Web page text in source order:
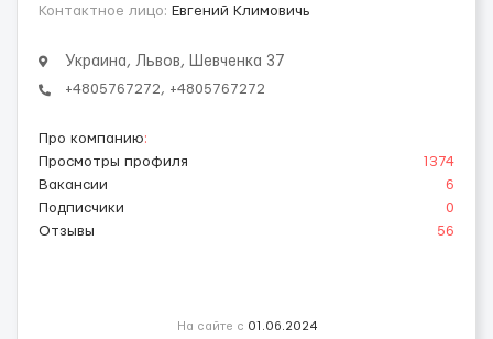
Контактное лицо: Евгений Климовичь
Украина, Львов, Шевченка 37
+4805767272, +4805767272
Про компанию:
Просмотры профиля
1374
Вакансии
6
Подписчики
0
Отзывы
56
На сайте с 01.06.2024